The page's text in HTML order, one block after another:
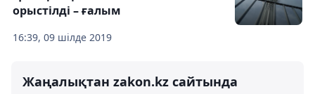
16:39, 09 шілде 2019
орыстілді – ғалым
Жаңалықтан zakon.kz сайтында